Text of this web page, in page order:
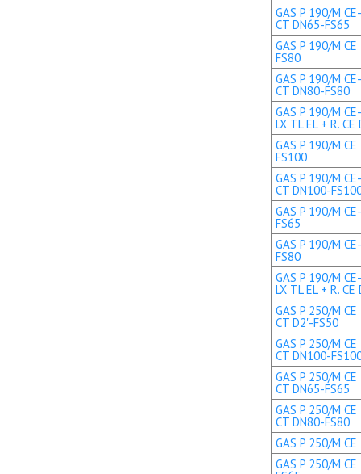
GAS P 190/M
CT DN65-FS65
GAS P 190/M
FS80
GAS P 190/M
CT DN80-FS80
GAS P 190/M CE-
LX TL EL + R. CE
GAS P 190/M
FS100
GAS P 190/M
CT DN100-
GAS P 190/M
FS65
GAS P 190/M
FS80
GAS P 190/M CE-
LX TL EL + R.
GAS P 250/M CE
CT D2"-FS50
GAS P 250/M CE
CT DN100-
GAS P 250/M CE
CT DN65-FS65
GAS P 250/M CE
CT DN80-FS80
GAS P 250/M CE
GAS P 250/M